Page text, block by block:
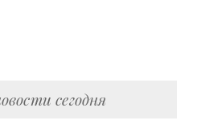
сегодня